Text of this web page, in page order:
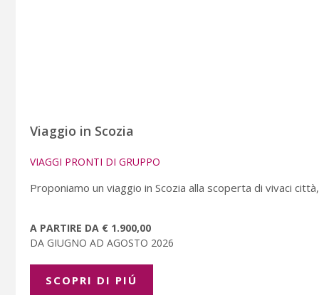
Viaggio in Scozia
VIAGGI PRONTI DI GRUPPO
Proponiamo un viaggio in Scozia alla scoperta di vivaci
A PARTIRE DA € 1.900,00
DA GIUGNO AD AGOSTO 2026
SCOPRI DI PIÚ